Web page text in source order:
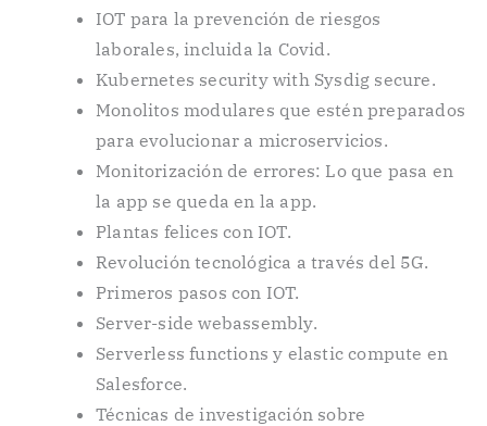
IOT para la prevención de riesgos
laborales, incluida la Covid.
Kubernetes security with Sysdig secure.
Monolitos modulares que estén preparados
para evolucionar a microservicios.
Monitorización de errores: Lo que pasa en
la app se queda en la app.
Plantas felices con IOT.
Revolución tecnológica a través del 5G.
Primeros pasos con IOT.
Server-side webassembly.
Serverless functions y elastic compute en
Salesforce.
Técnicas de investigación sobre